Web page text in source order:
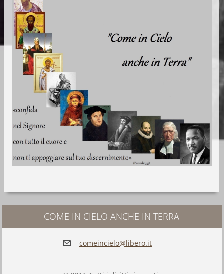
COME IN CIELO ANCHE IN TERRA
comeincielo@libero.it